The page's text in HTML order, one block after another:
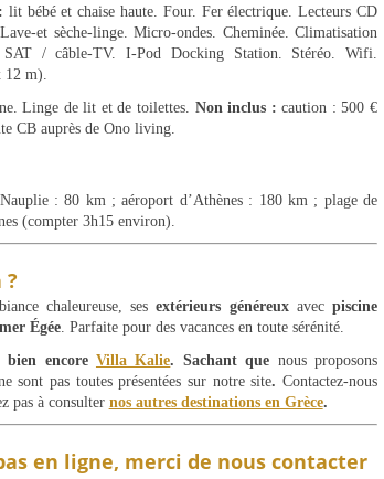
lit bébé et chaise haute. Four. Fer électrique. Lecteurs CD
et sèche-linge. Micro-ondes. Cheminée. Climatisation
SAT / câble-TV. I-Pod Docking Station. Stéréo. Wifi.
12 m).
Linge de lit et de toilettes. Non inclus : caution : 500 €
CB auprès de Ono living.
: 80 km ; aéroport d’Athènes : 180 km ; plage de
(compter 3h15 environ).
chaleureuse, sesextérieurs généreuxavecpiscine
Égée. Parfaite pour des vacances en toute sérénité.
bien encore Villa Kalie. Sachant que nous proposons
sont pas toutes présentées sur notre site.Contactez-nous
pas à consulter nos autres destinations en Grèce.
en ligne, merci de nous contacter